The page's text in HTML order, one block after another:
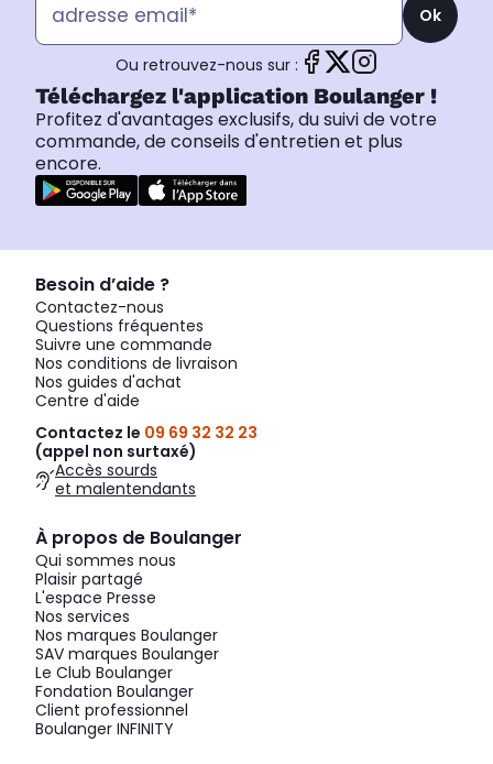
Ok
Ou retrouvez-nous sur :
Téléchargez l'application Boulanger !
Profitez d'avantages exclusifs, du suivi de votre
commande, de conseils d'entretien et plus
encore.
Besoin d’aide ?
Contactez-nous
Questions fréquentes
Suivre une commande
Nos conditions de livraison
Nos guides d'achat
Centre d'aide
Contactez le 09 69 32 32 23
(appel non surtaxé)
Accès sourds
et malentendants
À propos de Boulanger
Qui sommes nous
Plaisir partagé
L'espace Presse
Nos services
Nos marques Boulanger
SAV marques Boulanger
Le Club Boulanger
Fondation Boulanger
Client professionnel
Boulanger INFINITY